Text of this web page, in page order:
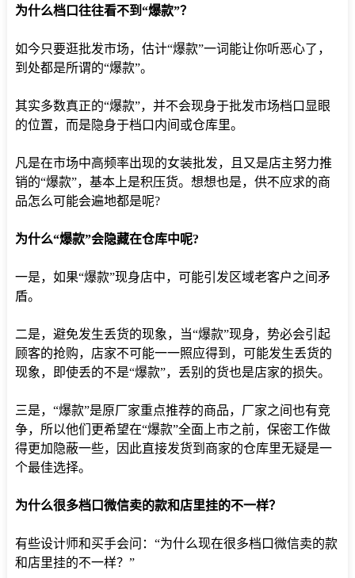
为什么档口往往看不到“爆款”？
如今只要逛批发市场，估计“爆款”一词能让你听恶心了，
到处都是所谓的“爆款”。
其实多数真正的“爆款”，并不会现身于批发市场档口显眼
的位置，而是隐身于档口内间或仓库里。
凡是在市场中高频率出现的女装批发，且又是店主努力推
销的“爆款”，基本上是积压货。想想也是，供不应求的商
品怎么可能会遍地都是呢?
为什么“爆款”会隐藏在仓库中呢?
一是，如果“爆款”现身店中，可能引发区域老客户之间矛
盾。
二是，避免发生丢货的现象，当“爆款”现身，势必会引起
顾客的抢购，店家不可能一一照应得到，可能发生丢货的
现象，即使丢的不是“爆款”，丢别的货也是店家的损失。
三是，“爆款”是原厂家重点推荐的商品，厂家之间也有竞
争，所以他们更希望在“爆款”全面上市之前，保密工作做
得更加隐蔽一些，因此直接发货到商家的仓库里无疑是一
个最佳选择。
为什么很多档口微信卖的款和店里挂的不一样？
有些设计师和买手会问：“为什么现在很多档口微信卖的款
和店里挂的不一样？”